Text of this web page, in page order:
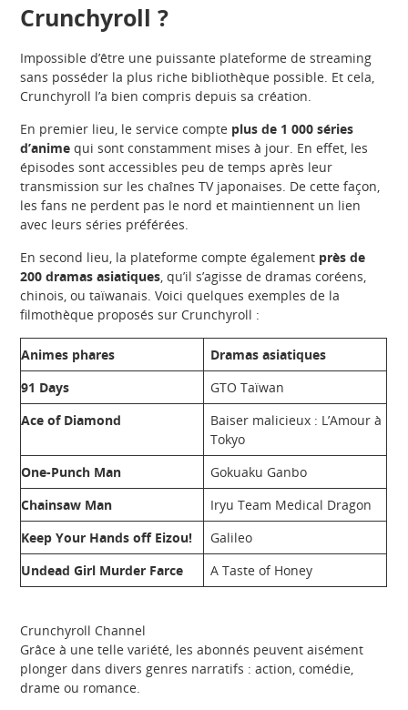
Crunchyroll ?
Impossible d’être une puissante plateforme de streaming
sans posséder la plus riche bibliothèque possible. Et cela,
Crunchyroll l’a bien compris depuis sa création.
En premier lieu, le service compte plus de 1 000 séries
d’anime qui sont constamment mises à jour. En effet, les
épisodes sont accessibles peu de temps après leur
transmission sur les chaînes TV japonaises. De cette façon,
les fans ne perdent pas le nord et maintiennent un lien
avec leurs séries préférées.
En second lieu, la plateforme compte également près de
200 dramas asiatiques, qu’il s’agisse de dramas coréens,
chinois, ou taïwanais. Voici quelques exemples de la
filmothèque proposés sur Crunchyroll :
Animes phares
Dramas asiatiques
91 Days
GTO Taïwan
Ace of Diamond
Baiser malicieux : L’Amour à
Tokyo
One-Punch Man
Gokuaku Ganbo
Chainsaw Man
Iryu Team Medical Dragon
Keep Your Hands off Eizou!
Galileo
Undead Girl Murder Farce
A Taste of Honey
Crunchyroll Channel
Grâce à une telle variété, les abonnés peuvent aisément
plonger dans divers genres narratifs : action, comédie,
drame ou romance.